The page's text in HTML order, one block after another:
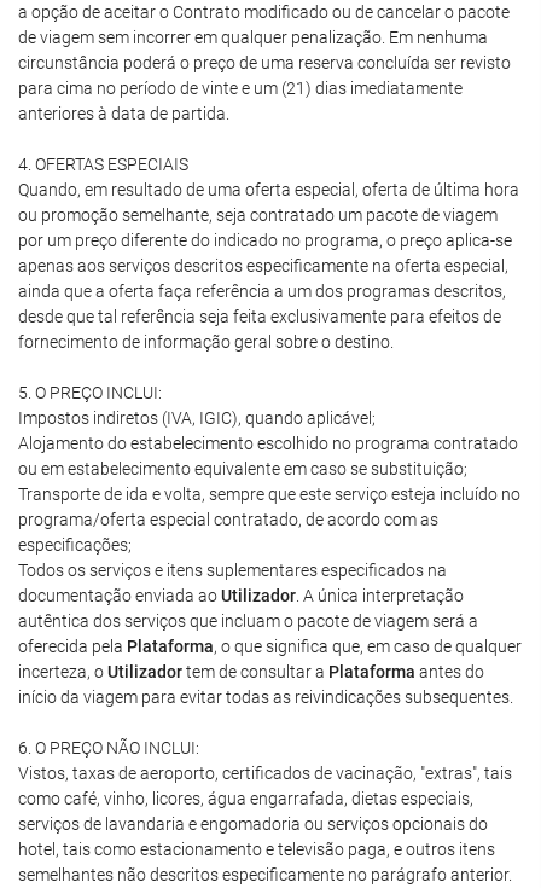
a opção de aceitar o Contrato modificado ou de cancelar o pacote
de viagem sem incorrer em qualquer penalização. Em nenhuma
circunstância poderá o preço de uma reserva concluída ser revisto
para cima no período de vinte e um (21) dias imediatamente
anteriores à data de partida.
4. OFERTAS ESPECIAIS
Quando, em resultado de uma oferta especial, oferta de última hora
ou promoção semelhante, seja contratado um pacote de viagem
por um preço diferente do indicado no programa, o preço aplica-se
apenas aos serviços descritos especificamente na oferta especial,
ainda que a oferta faça referência a um dos programas descritos,
desde que tal referência seja feita exclusivamente para efeitos de
fornecimento de informação geral sobre o destino.
5. O PREÇO INCLUI:
Impostos indiretos (IVA, IGIC), quando aplicável;
Alojamento do estabelecimento escolhido no programa contratado
ou em estabelecimento equivalente em caso se substituição;
Transporte de ida e volta, sempre que este serviço esteja incluído no
programa/oferta especial contratado, de acordo com as
especificações;
Todos os serviços e itens suplementares especificados na
documentação enviada aoUtilizador . A única interpretação
autêntica dos serviços que incluam o pacote de viagem será a
oferecida pela Plataforma, o que significa que, em caso de qualquer
incerteza, oUtilizadortem de consultar a Plataforma antes do
início da viagem para evitar todas as reivindicações subsequentes.
6. O PREÇO NÃO INCLUI:
Vistos, taxas de aeroporto, certificados de vacinação, "extras", tais
como café, vinho, licores, água engarrafada, dietas especiais,
serviços de lavandaria e engomadoria ou serviços opcionais do
hotel, tais como estacionamento e televisão paga, e outros itens
semelhantes não descritos especificamente no parágrafo anterior.